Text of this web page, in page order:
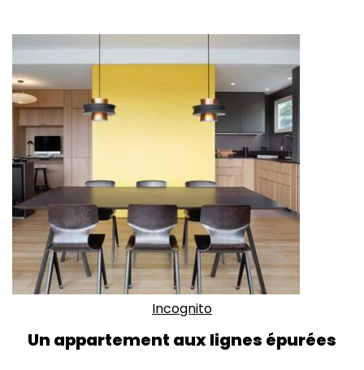
Incognito
Un appartement aux lignes épurées